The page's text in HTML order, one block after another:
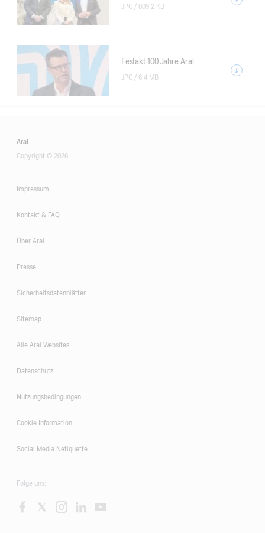
JPG / 809.2 KB
Festakt 100 Jahre Aral
JPG / 6.4 MB
Aral
Copyright © 2026
Impressum
Kontakt & FAQ
Über Aral
Presse
Sicherheitsdatenblätter
Sitemap
Alle Aral Websites
Datenschutz
Nutzungsbedingungen
Cookie Information
Social Media Netiquette
Folge uns: